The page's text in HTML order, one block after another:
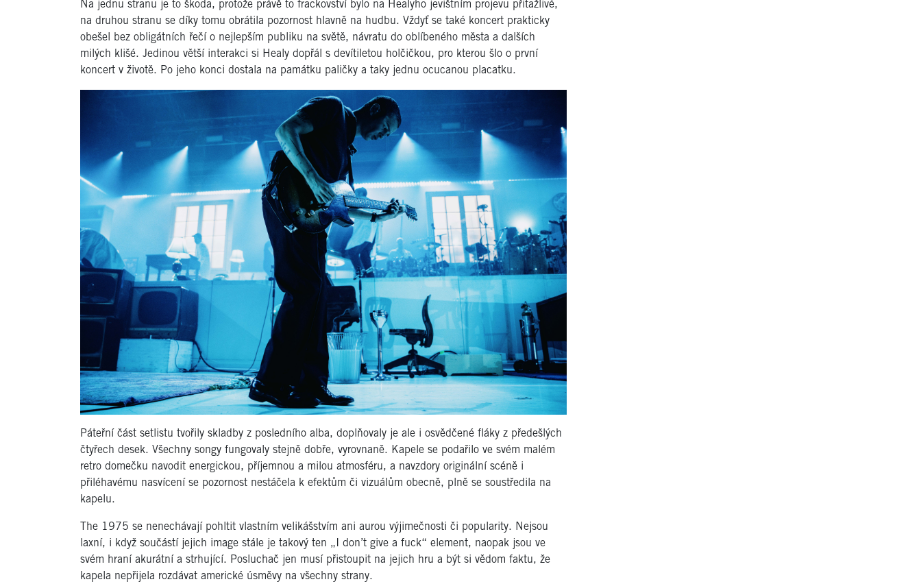
Na jednu stranu je to škoda, protože právě to frackovství bylo na Healyho jevištním projevu přitažlivé,
na druhou stranu se díky tomu obrátila pozornost hlavně na hudbu. Vždyť se také koncert prakticky
obešel bez obligátních řečí o nejlepším publiku na světě, návratu do oblíbeného města a dalších
milých klišé. Jedinou větší interakci si Healy dopřál s devítiletou holčičkou, pro kterou šlo o první
koncert v životě. Po jeho konci dostala na památku paličky a taky jednu ocucanou placatku.
Páteřní část setlistu tvořily skladby z posledního alba, doplňovaly je ale i osvědčené fláky z předešlých
čtyřech desek. Všechny songy fungovaly stejně dobře, vyrovnaně. Kapele se podařilo ve svém malém
retro domečku navodit energickou, příjemnou a milou atmosféru, a navzdory originální scéně i
přiléhavému nasvícení se pozornost nestáčela k efektům či vizuálům obecně, plně se soustředila na
kapelu.
The 1975 se nenechávají pohltit vlastním velikášstvím ani aurou výjimečnosti či popularity. Nejsou
laxní, i když součástí jejich image stále je takový ten „I don’t give a fuck“ element, naopak jsou ve
svém hraní akurátní a strhující. Posluchač jen musí přistoupit na jejich hru a být si vědom faktu, že
kapela nepřijela rozdávat americké úsměvy na všechny strany.